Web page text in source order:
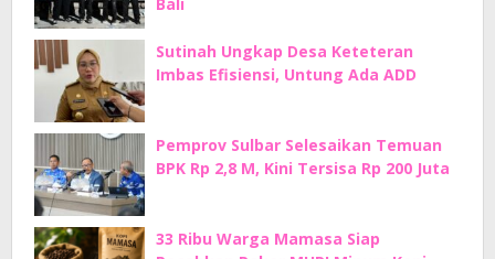
Sutinah Ungkap Desa Keteteran
Imbas Efisiensi, Untung Ada ADD
Pemprov Sulbar Selesaikan Temuan
BPK Rp 2,8 M, Kini Tersisa Rp 200 Juta
33 Ribu Warga Mamasa Siap